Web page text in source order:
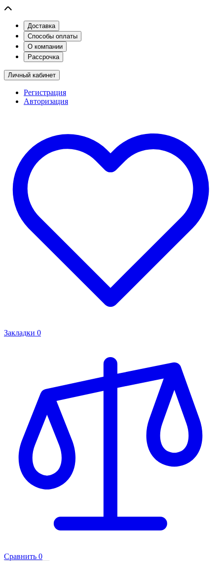
Доставка
Способы оплаты
О компании
Рассрочка
Личный кабинет
Регистрация
Авторизация
Закладки 0
Сравнить 0